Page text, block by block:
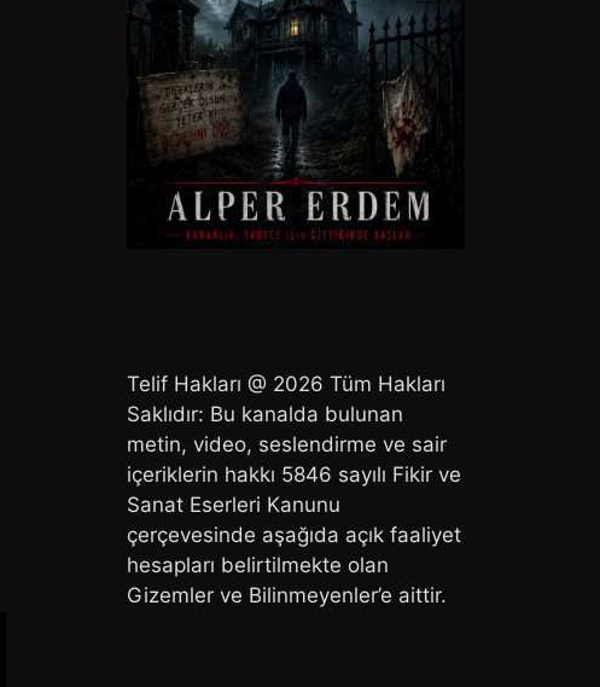
Telif Hakları @ 2026 Tüm Hakları
Saklıdır: Bu kanalda bulunan
metin, video, seslendirme ve sair
içeriklerin hakkı 5846 sayılı Fikir ve
Sanat Eserleri Kanunu
çerçevesinde aşağıda açık faaliyet
hesapları belirtilmekte olan
Gizemler ve Bilinmeyenler’e aittir.